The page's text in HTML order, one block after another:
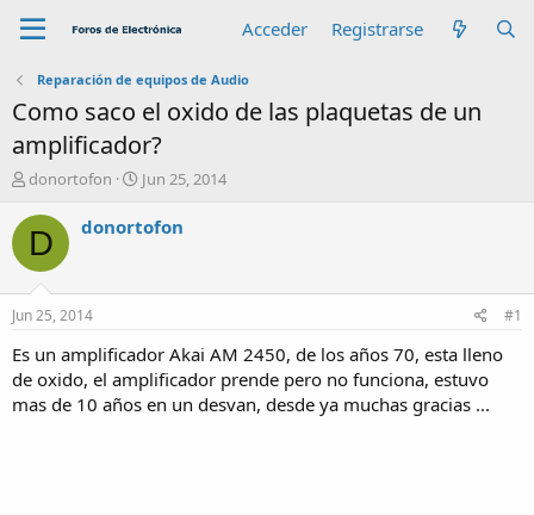
Acceder Registrarse
Reparación de equipos de Audio
Como saco el oxido de las plaquetas de un
amplificador?
A
t
o
r
donortofon
F
c
n
c
i
Jun 25, 2014
D donortofon
Jun 25, 2014 #1
Es un amplificador Akai AM 2450, de los años 70, esta lleno
de oxido, el amplificador prende pero no funciona, estuvo
mas de 10 años en un desvan, desde ya muchas gracias ...